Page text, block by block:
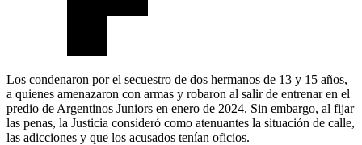
Los condenaron por el secuestro de dos hermanos de 13 y 15 años,
a quienes amenazaron con armas y robaron al salir de entrenar en el
predio de Argentinos Juniors en enero de 2024. Sin embargo, al fijar
las penas, la Justicia consideró como atenuantes la situación de calle,
las adicciones y que los acusados tenían oficios.